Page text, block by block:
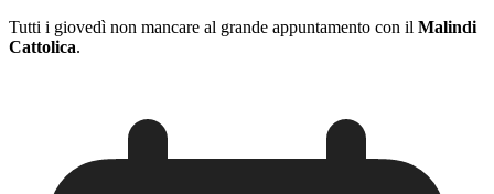
Tutti i giovedì non mancare al grande appuntamento con il Malindi
Cattolica.